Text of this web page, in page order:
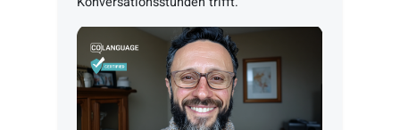
2
Kursplan wählen